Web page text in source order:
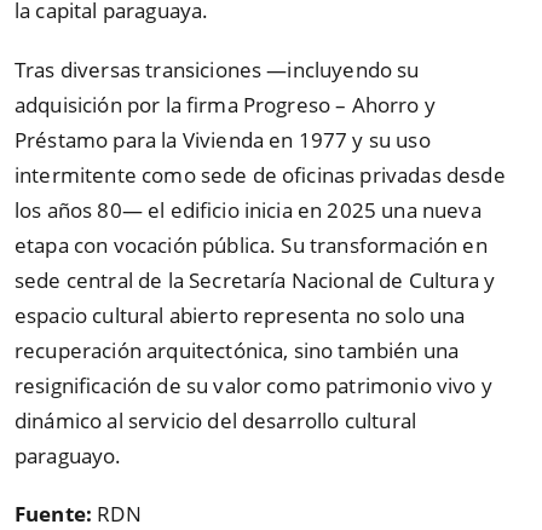
la capital paraguaya.
Tras diversas transiciones —incluyendo su
adquisición por la firma Progreso – Ahorro y
Préstamo para la Vivienda en 1977 y su uso
intermitente como sede de oficinas privadas desde
los años 80— el edificio inicia en 2025 una nueva
etapa con vocación pública. Su transformación en
sede central de la Secretaría Nacional de Cultura y
espacio cultural abierto representa no solo una
recuperación arquitectónica, sino también una
resignificación de su valor como patrimonio vivo y
dinámico al servicio del desarrollo cultural
paraguayo.
Fuente: RDN